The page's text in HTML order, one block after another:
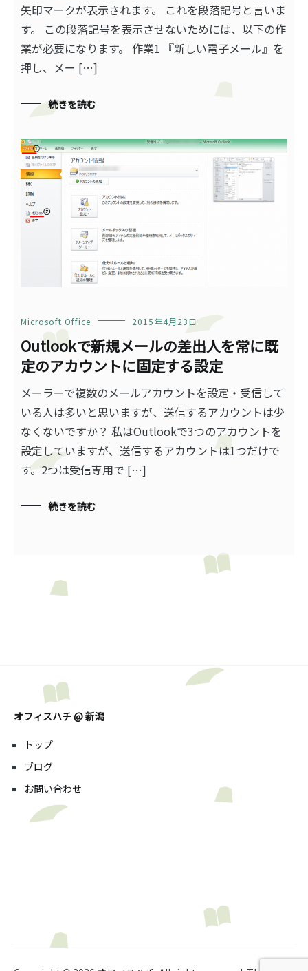
矢印マークが表示されます。 これを段落記号と言いま
す。 この段落記号を表示させないためには、以下の作
業が必要になります。 作業1 『新しい電子メール』を
押し、メー […]
続きを読む
Microsoft Office 2015年4月23日
Outlookで新規メールの差出人を常に既
定のアカウントに固定する設定
メーラーで複数のメールアカウントを設定・受信して
いる人は多いと思いますが、送信するアカウントは少
なくないですか？ 私はOutlookで3つのアカウントを
設定していますが、送信するアカウントは1つだけで
す。2つは受信専用で […]
続きを読む
オフィスハチ @ 新潟
トップ
ブログ
お問い合わせ